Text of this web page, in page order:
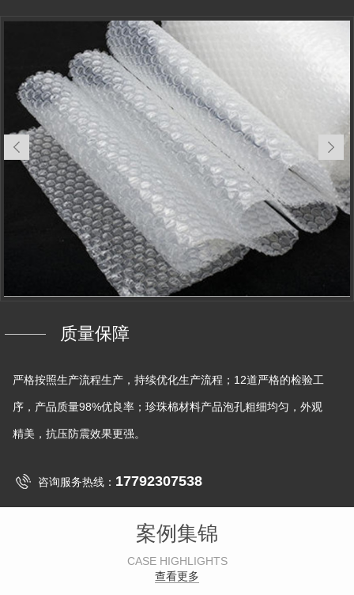
质量保障
严格按照生产流程生产，持续优化生产流程；12道严格的检验工
序，产品质量98%优良率；珍珠棉材料产品泡孔粗细均匀，外观
精美，抗压防震效果更强。
咨询服务热线： 17792307538
案例集锦
CASE HIGHLIGHTS
查看更多